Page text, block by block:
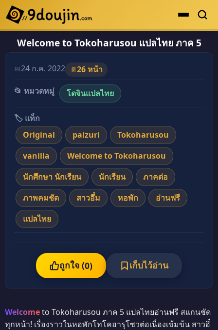
ดูเยอะสุด
ระดับตำนาน
เรื่องที่เก็บไว้
Welcome to Tokoharusou แปลไทย ภาค 5
📅24 ก.ค. 2022 📄26 หน้า
📂 หมวดหมู่
โดจินแปลไทย
🏷️ แท็ก
Original
paizuri
Tokoharusou
vanilla
Welcome to Tokoharusou
นักศึกษา นักเรียน
นักเรียน
ภาคต่อ
ภาพคมชัด
สาวอึ๋ม หอพัก
อ่านฟรี
แปลไทย
ถูกใจ (0) เก็บไว้อ่าน
Welcometo Tokoharusou ภาค 5 แปลไทยอ่านฟรี สแกนชัด
ทุกหน้า! เรื่องราวในหอพักโทโคฮารุโซวต่อเนื่องเข้มข้น สาวอึ๋